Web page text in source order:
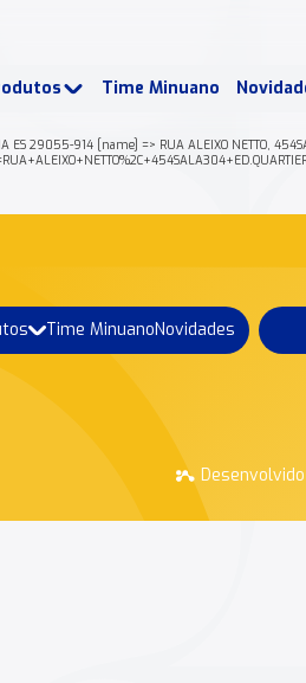
Time Minuano
ES 29055-914 [name] => RUA ALEIXO NETTO,
Time MinuanoNovidades